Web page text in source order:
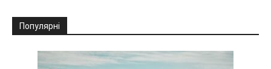
Популярні